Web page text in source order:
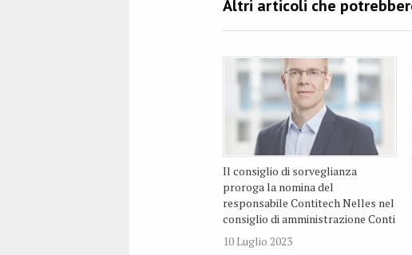
Il consiglio di sorveglianza
proroga la nomina del
responsabile Contitech Nelles nel
consiglio di amministrazione Conti
10 Luglio 2023